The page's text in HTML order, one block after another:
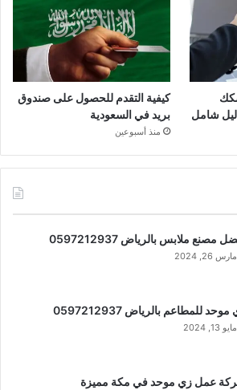
شامل
كيفية التقدم للحصول على صندوق
بريد في السعودية
منذ أسبوعين
مصنع ملابس بالرياض 0597212937
مارس 26, 2024
للمطاعم بالرياض 0597212937
مايو 13, 2024
عمل زي موحد في مكة مميزة